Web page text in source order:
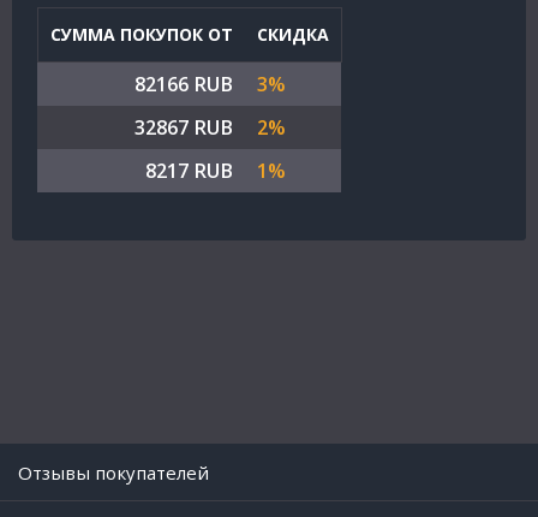
СУММА ПОКУПОК ОТ СКИДКА
82166 RUB
3%
32867 RUB
2%
8217 RUB
1%
Отзывы покупателей